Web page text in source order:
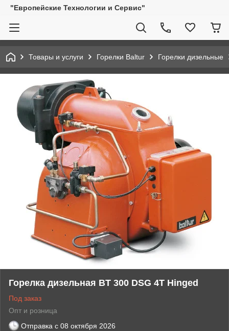
"Европейские Технологии и Сервис"
Товары и услуги Горелки Baltur Горелки дизельные
Горелка дизельная BT 300 DSG 4T Hinged
Под заказ
Опт и розница
Отправка с 08 октября 2026